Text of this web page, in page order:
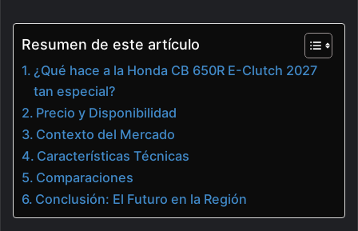
Resumen de este artículo
¿Qué hace a la Honda CB 650R E-Clutch 2027
tan especial?
Precio y Disponibilidad
Contexto del Mercado
Características Técnicas
Comparaciones
Conclusión: El Futuro en la Región